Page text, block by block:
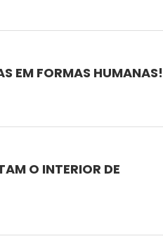
EM FORMAS HUMANAS!
O INTERIOR DE